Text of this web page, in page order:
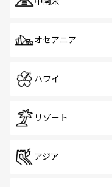
オセアニア
ハワイ
リゾート
アジア